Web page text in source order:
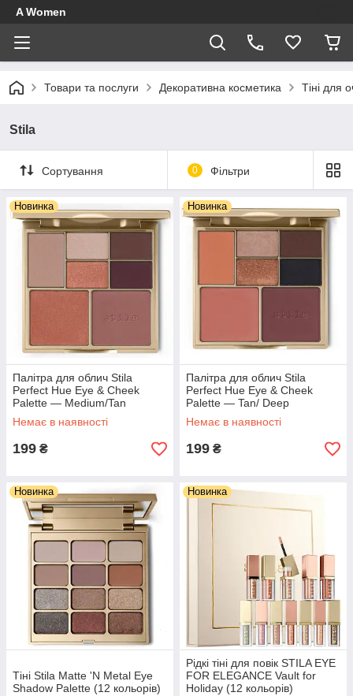
A Women
Товари та послуги Декоративна косметика Тіні для
Stila
Сортування 0 Фільтри
Новинка
Палітра для облич Stila
Perfect Hue Eye & Cheek
Palette — Medium/Tan
Немає в наявності
199 ₴
Новинка
Палітра для облич Stila
Perfect Hue Eye & Cheek
Palette — Tan/ Deep
Немає в наявності
199 ₴
Новинка
Тіні Stila Matte 'N Metal Eye
Shadow Palette (12 кольорів)
Новинка
Рідкі тіні для повік STILA EYE
FOR ELEGANCE Vault for
Holiday (12 кольорів)